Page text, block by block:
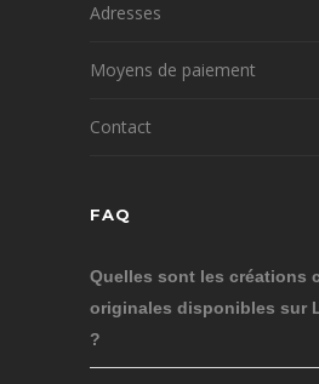
Adresses
Moyens de paiement
Contact
FAQ
Quelles sont les créations
originales disponibles sur
?